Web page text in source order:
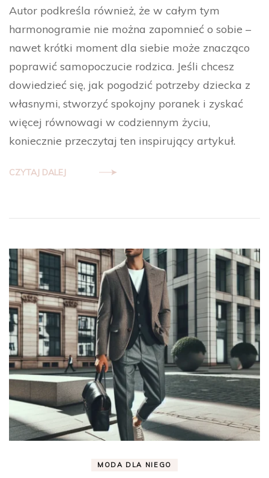
Autor podkreśla również, że w całym tym
harmonogramie nie można zapomnieć o sobie –
nawet krótki moment dla siebie może znacząco
poprawić samopoczucie rodzica. Jeśli chcesz
dowiedzieć się, jak pogodzić potrzeby dziecka z
własnymi, stworzyć spokojny poranek i zyskać
więcej równowagi w codziennym życiu,
koniecznie przeczytaj ten inspirujący artykuł.
CZYTAJ DALEJ
MODA DLA NIEGO